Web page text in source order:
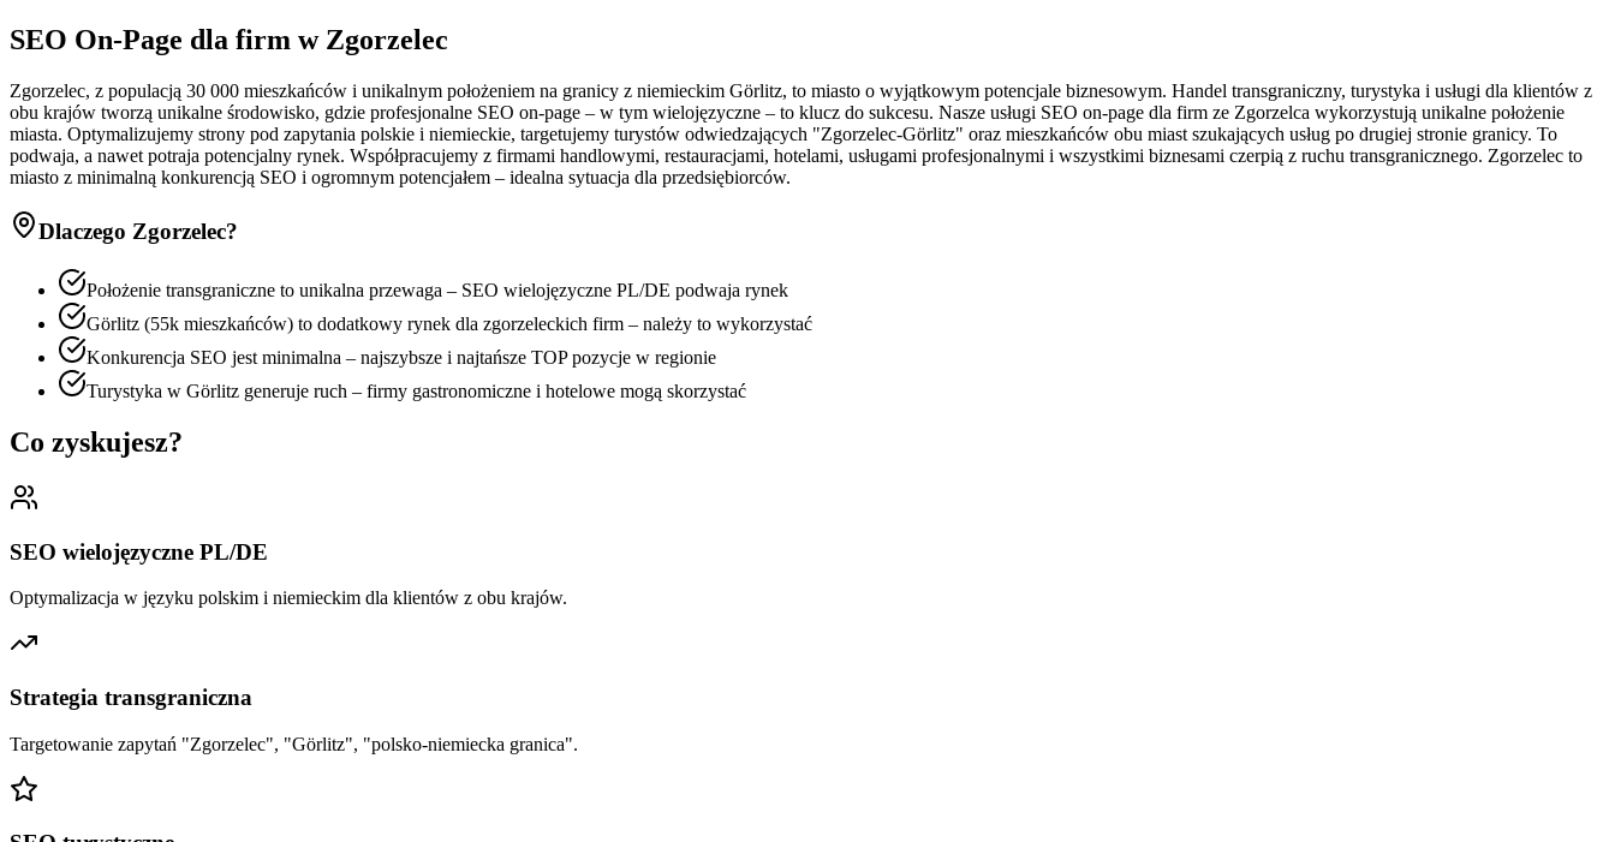
SEO On-Page dla firm w Zgorzelec
Zgorzelec, z populacją 30 000 mieszkańców i unikalnym położeniem na granicy z niemieckim Görlitz, to miasto o wyjątkowym potencjale biznesowym. Handel transgraniczny, turystyka i usługi dla klientów z
obu krajów tworzą unikalne środowisko, gdzie profesjonalne SEO on-page – w tym wielojęzyczne – to klucz do sukcesu. Nasze usługi SEO on-page dla firm ze Zgorzelca wykorzystują unikalne położenie
miasta. Optymalizujemy strony pod zapytania polskie i niemieckie, targetujemy turystów odwiedzających "Zgorzelec-Görlitz" oraz mieszkańców obu miast szukających usług po drugiej stronie granicy. To
podwaja, a nawet potraja potencjalny rynek. Współpracujemy z firmami handlowymi, restauracjami, hotelami, usługami profesjonalnymi i wszystkimi biznesami czerpią z ruchu transgranicznego. Zgorzelec to
miasto z minimalną konkurencją SEO i ogromnym potencjałem – idealna sytuacja dla przedsiębiorców.
Dlaczego Zgorzelec?
Położenie transgraniczne to unikalna przewaga – SEO wielojęzyczne PL/DE podwaja rynek
Görlitz (55k mieszkańców) to dodatkowy rynek dla zgorzeleckich firm – należy to wykorzystać
Konkurencja SEO jest minimalna – najszybsze i najtańsze TOP pozycje w regionie
Turystyka w Görlitz generuje ruch – firmy gastronomiczne i hotelowe mogą skorzystać
Co zyskujesz?
SEO wielojęzyczne PL/DE
Optymalizacja w języku polskim i niemieckim dla klientów z obu krajów.
Strategia transgraniczna
Targetowanie zapytań "Zgorzelec", "Görlitz", "polsko-niemiecka granica".